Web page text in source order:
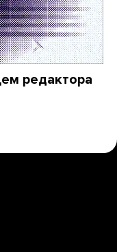
редактора